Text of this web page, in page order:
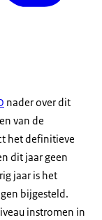
nader over dit
van de
het definitieve
dit jaar geen
jaar is het
bijgesteld.
instromen in